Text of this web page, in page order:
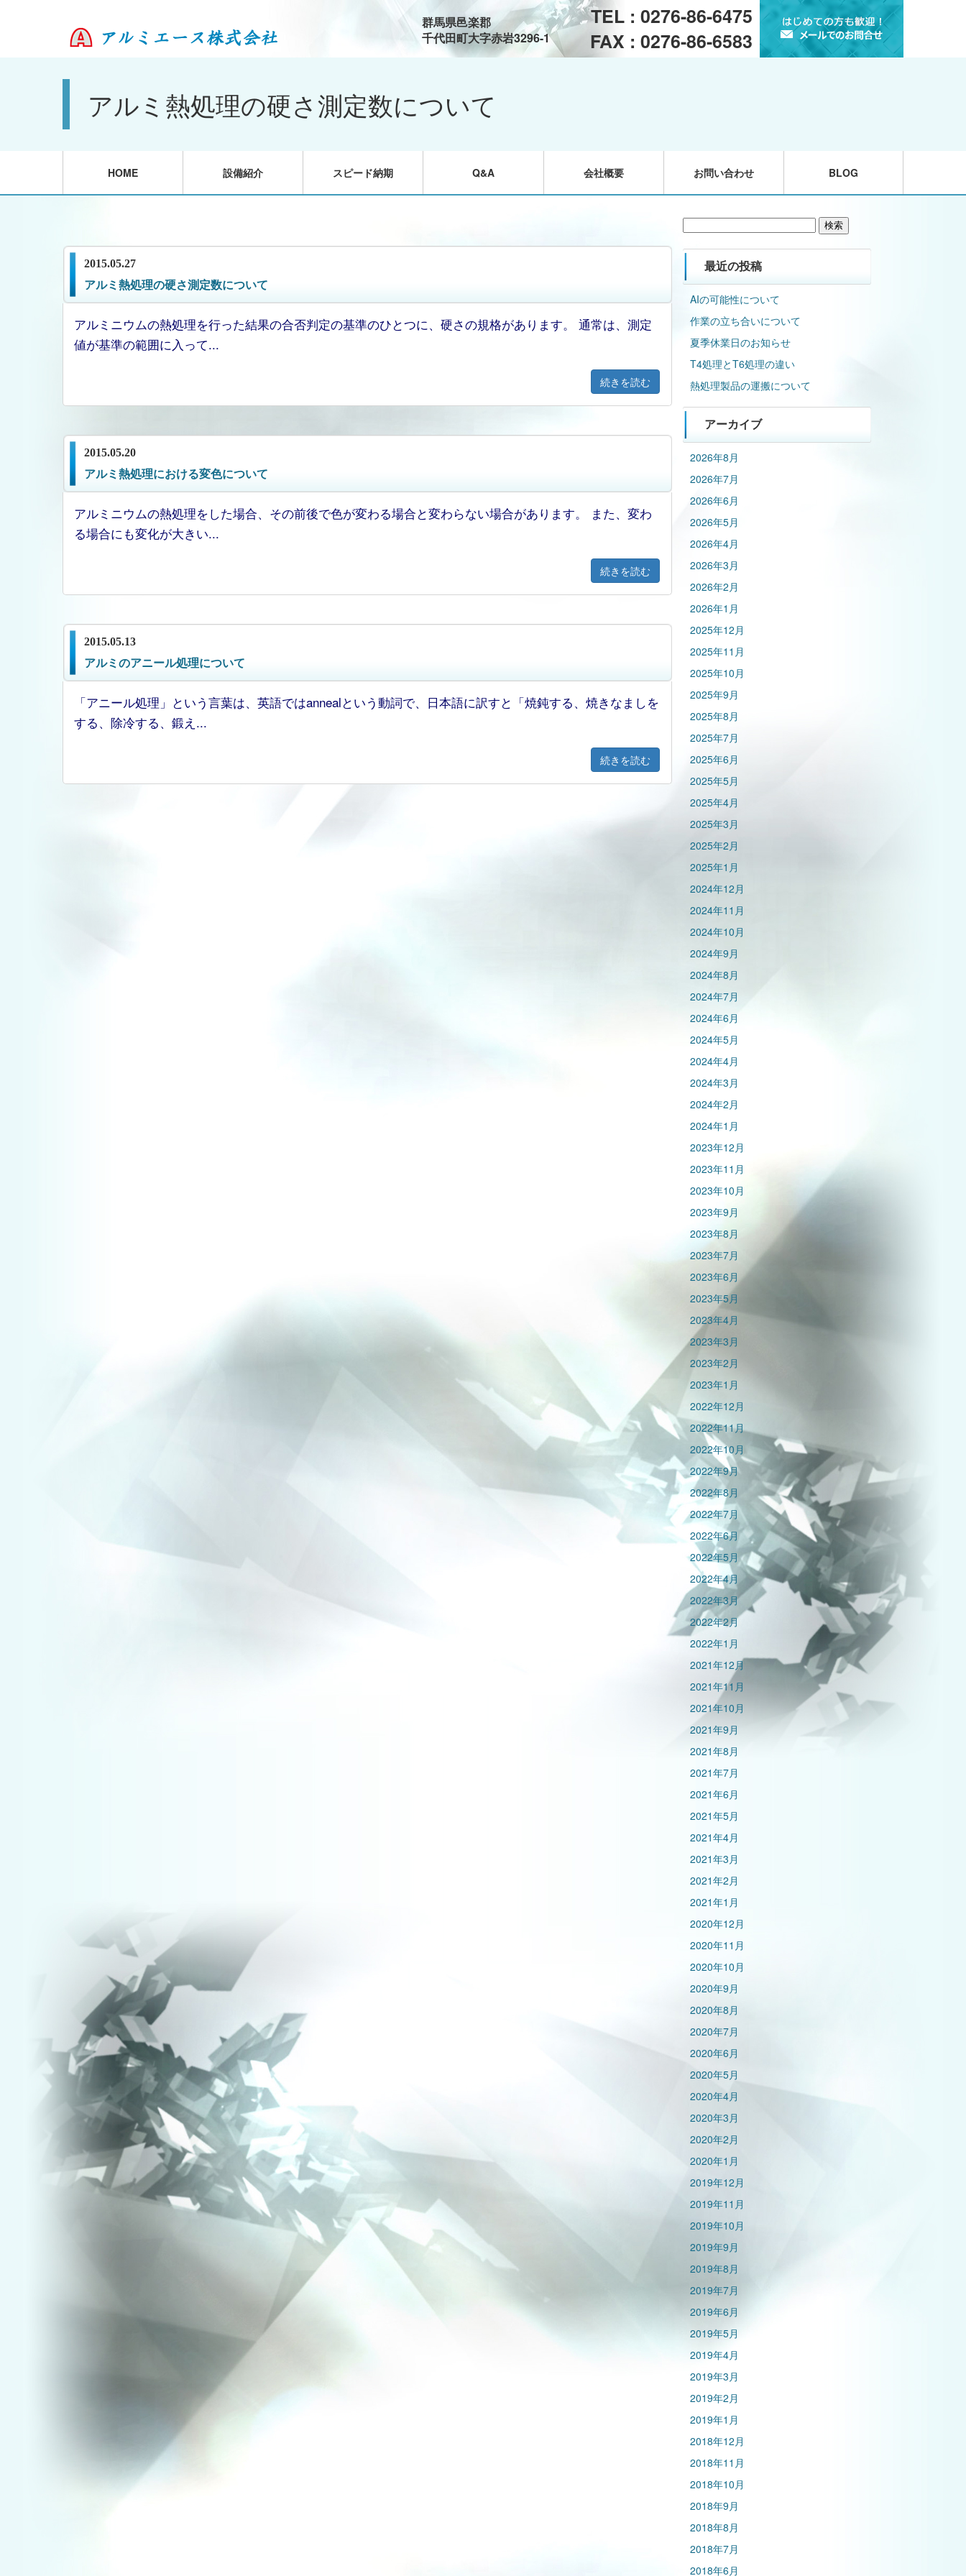
TEL : 0276-86-6475
FAX : 0276-86-6583
群馬県邑楽郡
千代田町大字赤岩3296-1
アルミ熱処理の硬さ測定数について
HOME 設備紹介 スピード納期 Q&A 会社概要 お問い合わせ BLOG
2015.05.27
アルミ熱処理の硬さ測定数について
アルミニウムの熱処理を行った結果の合否判定の基準のひとつに、硬さの規格があります。 通常は、測定
値が基準の範囲に入って...
続きを読む
2015.05.20
アルミ熱処理における変色について
アルミニウムの熱処理をした場合、その前後で色が変わる場合と変わらない場合があります。 また、変わ
る場合にも変化が大きい...
続きを読む
2015.05.13
アルミのアニール処理について
「アニール処理」という言葉は、英語ではannealという動詞で、日本語に訳すと「焼鈍する、焼きなましを
する、除冷する、鍛え...
続きを読む
最近の投稿
AIの可能性について
作業の立ち合いについて
夏季休業日のお知らせ
T4処理とT6処理の違い
熱処理製品の運搬について
アーカイブ
2026年8月
2026年7月
2026年6月
2026年5月
2026年4月
2026年3月
2026年2月
2026年1月
2025年12月
2025年11月
2025年10月
2025年9月
2025年8月
2025年7月
2025年6月
2025年5月
2025年4月
2025年3月
2025年2月
2025年1月
2024年12月
2024年11月
2024年10月
2024年9月
2024年8月
2024年7月
2024年6月
2024年5月
2024年4月
2024年3月
2024年2月
2024年1月
2023年12月
2023年11月
2023年10月
2023年9月
2023年8月
2023年7月
2023年6月
2023年5月
2023年4月
2023年3月
2023年2月
2023年1月
2022年12月
2022年11月
2022年10月
2022年9月
2022年8月
2022年7月
2022年6月
2022年5月
2022年4月
2022年3月
2022年2月
2022年1月
2021年12月
2021年11月
2021年10月
2021年9月
2021年8月
2021年7月
2021年6月
2021年5月
2021年4月
2021年3月
2021年2月
2021年1月
2020年12月
2020年11月
2020年10月
2020年9月
2020年8月
2020年7月
2020年6月
2020年5月
2020年4月
2020年3月
2020年2月
2020年1月
2019年12月
2019年11月
2019年10月
2019年9月
2019年8月
2019年7月
2019年6月
2019年5月
2019年4月
2019年3月
2019年2月
2019年1月
2018年12月
2018年11月
2018年10月
2018年9月
2018年8月
2018年7月
2018年6月